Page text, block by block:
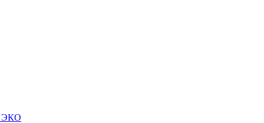
ЭКО